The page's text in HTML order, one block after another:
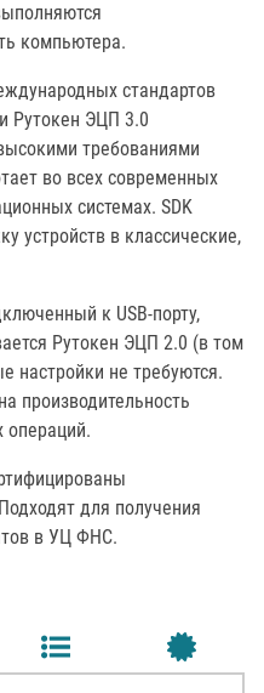
компьютера.
стандартов
Рутокен ЭЦП 3.0
требованиями
во всех современных
системах. SDK
устройств в классические,
к USB-порту,
Рутокен ЭЦП 2.0 (в том
настройки не требуются.
производительность
операций.
для получения
в УЦ ФНС.